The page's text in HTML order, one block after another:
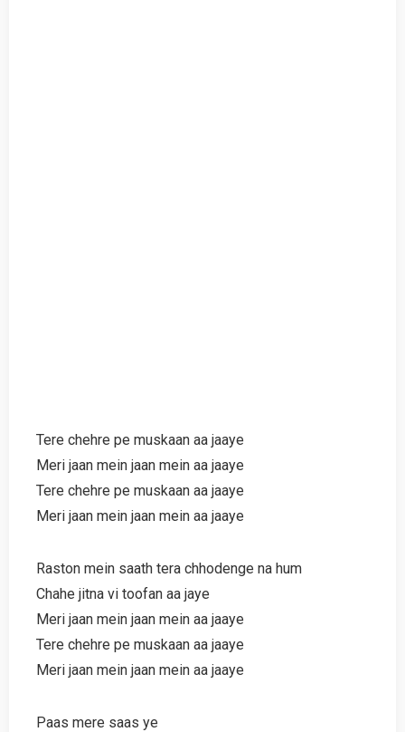
Tere chehre pe muskaan aa jaaye
Meri jaan mein jaan mein aa jaaye
Tere chehre pe muskaan aa jaaye
Meri jaan mein jaan mein aa jaaye
Raston mein saath tera chhodenge na hum
Chahe jitna vi toofan aa jaye
Meri jaan mein jaan mein aa jaaye
Tere chehre pe muskaan aa jaaye
Meri jaan mein jaan mein aa jaaye
Paas mere saas ye